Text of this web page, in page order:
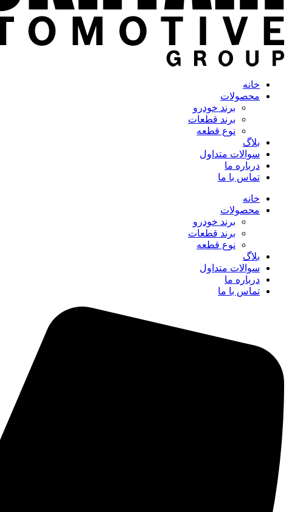
خانه
محصولات
برند خودرو
برند قطعات
نوع قطعه
بلاگ
سوالات متداول
درباره ما
تماس با ما
خانه
محصولات
برند خودرو
برند قطعات
نوع قطعه
بلاگ
سوالات متداول
درباره ما
تماس با ما